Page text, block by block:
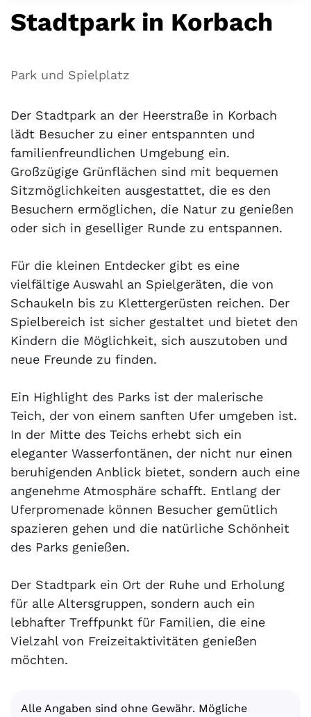
Stadtpark in Korbach
Park und Spielplatz
Der Stadtpark an der Heerstraße in Korbach
lädt Besucher zu einer entspannten und
familienfreundlichen Umgebung ein.
Großzügige Grünflächen sind mit bequemen
Sitzmöglichkeiten ausgestattet, die es den
Besuchern ermöglichen, die Natur zu genießen
oder sich in geselliger Runde zu entspannen.
Für die kleinen Entdecker gibt es eine
vielfältige Auswahl an Spielgeräten, die von
Schaukeln bis zu Klettergerüsten reichen. Der
Spielbereich ist sicher gestaltet und bietet den
Kindern die Möglichkeit, sich auszutoben und
neue Freunde zu finden.
Ein Highlight des Parks ist der malerische
Teich, der von einem sanften Ufer umgeben ist.
In der Mitte des Teichs erhebt sich ein
eleganter Wasserfontänen, der nicht nur einen
beruhigenden Anblick bietet, sondern auch eine
angenehme Atmosphäre schafft. Entlang der
Uferpromenade können Besucher gemütlich
spazieren gehen und die natürliche Schönheit
des Parks genießen.
Der Stadtpark ein Ort der Ruhe und Erholung
für alle Altersgruppen, sondern auch ein
lebhafter Treffpunkt für Familien, die eine
Vielzahl von Freizeitaktivitäten genießen
möchten.
Alle Angaben sind ohne Gewähr. Mögliche